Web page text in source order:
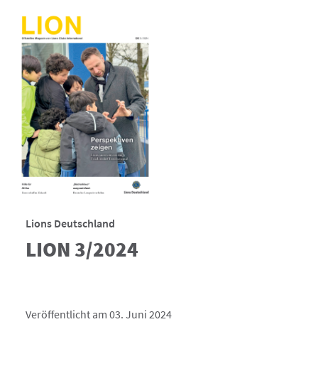
Lions Deutschland
LION 3/2024
Veröffentlicht am 03. Juni 2024